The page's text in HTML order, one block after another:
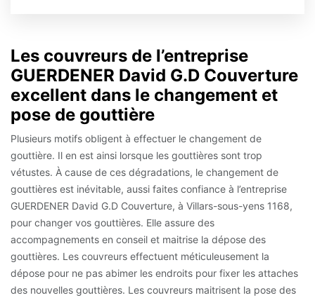
Les couvreurs de l’entreprise
GUERDENER David G.D Couverture
excellent dans le changement et
pose de gouttière
Plusieurs motifs obligent à effectuer le changement de
gouttière. Il en est ainsi lorsque les gouttières sont trop
vétustes. À cause de ces dégradations, le changement de
gouttières est inévitable, aussi faites confiance à l’entreprise
GUERDENER David G.D Couverture, à Villars-sous-yens 1168,
pour changer vos gouttières. Elle assure des
accompagnements en conseil et maitrise la dépose des
gouttières. Les couvreurs effectuent méticuleusement la
dépose pour ne pas abimer les endroits pour fixer les attaches
des nouvelles gouttières. Les couvreurs maitrisent la pose des